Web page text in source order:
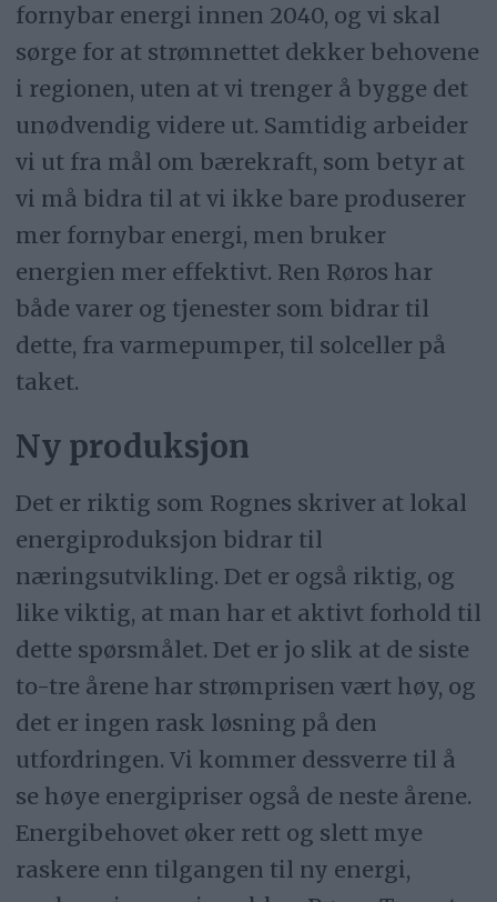
fornybar energi innen 2040, og vi skal
sørge for at strømnettet dekker behovene
i regionen, uten at vi trenger å bygge det
unødvendig videre ut. Samtidig arbeider
vi ut fra mål om bærekraft, som betyr at
vi må bidra til at vi ikke bare produserer
mer fornybar energi, men bruker
energien mer effektivt. Ren Røros har
både varer og tjenester som bidrar til
dette, fra varmepumper, til solceller på
taket.
Ny produksjon
Det er riktig som Rognes skriver at lokal
energiproduksjon bidrar til
næringsutvikling. Det er også riktig, og
like viktig, at man har et aktivt forhold til
dette spørsmålet. Det er jo slik at de siste
to-tre årene har strømprisen vært høy, og
det er ingen rask løsning på den
utfordringen. Vi kommer dessverre til å
se høye energipriser også de neste årene.
Energibehovet øker rett og slett mye
raskere enn tilgangen til ny energi,